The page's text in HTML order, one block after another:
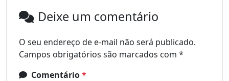
Deixe um comentário
O seu endereço de e-mail não será publicado.
Campos obrigatórios são marcados com *
Comentário*